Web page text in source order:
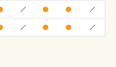
／ ● ● ／
／ ● ● ／